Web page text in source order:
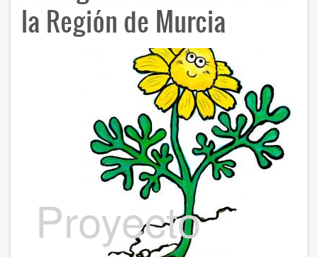
la Región de Murcia
Proyecto